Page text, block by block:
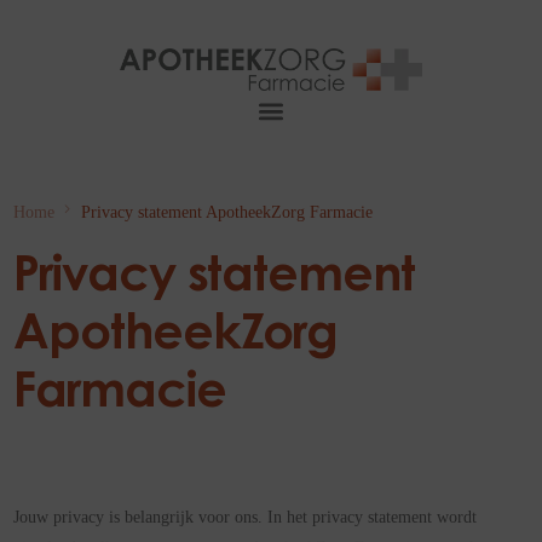
Home Privacy statement ApotheekZorg Farmacie
Privacy statement
ApotheekZorg
Farmacie
Jouw privacy is belangrijk voor ons. In het privacy statement wordt